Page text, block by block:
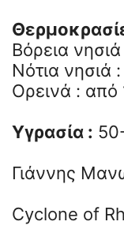
Βόρεια
Νότια νησιά
Ορεινά : από
Υγρασία :
Γιάννης
Cyclone of